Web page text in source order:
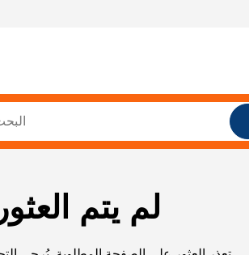
لم يتم